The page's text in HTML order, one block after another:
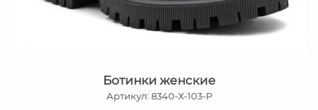
Ботинки женские
Артикул: 8340-Х-103-Р